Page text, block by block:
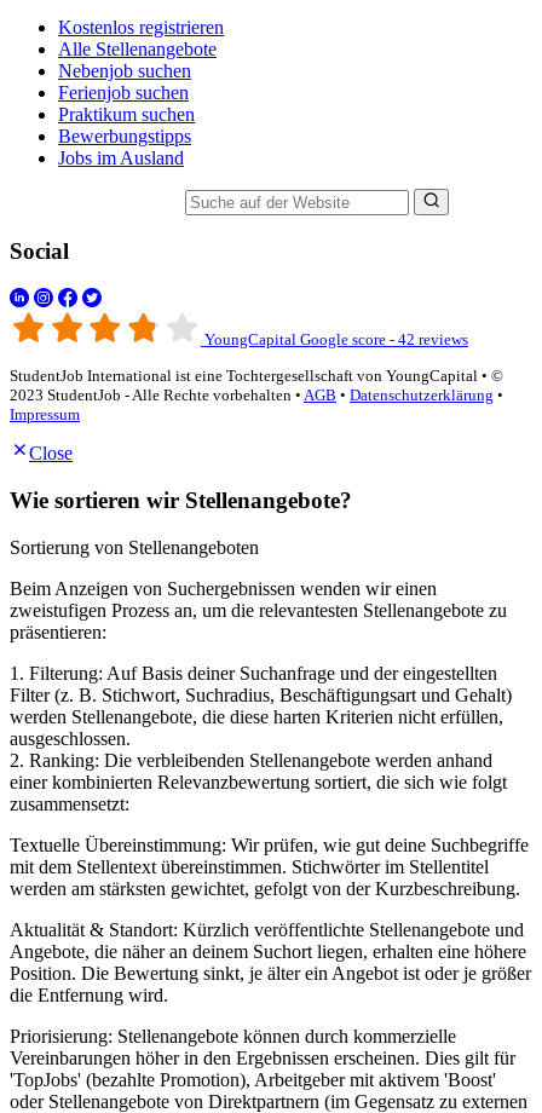
Kostenlos registrieren
Alle Stellenangebote
Nebenjob suchen
Ferienjob suchen
Praktikum suchen
Bewerbungstipps
Jobs im Ausland
Social
YoungCapital Google score - 42 reviews
StudentJob International ist eine Tochtergesellschaft von YoungCapital • ©
2023 StudentJob - Alle Rechte vorbehalten • AGB • Datenschutzerklärung •
Impressum
Close
Wie sortieren wir Stellenangebote?
Sortierung von Stellenangeboten
Beim Anzeigen von Suchergebnissen wenden wir einen
zweistufigen Prozess an, um die relevantesten Stellenangebote zu
präsentieren:
1. Filterung: Auf Basis deiner Suchanfrage und der eingestellten
Filter (z. B. Stichwort, Suchradius, Beschäftigungsart und Gehalt)
werden Stellenangebote, die diese harten Kriterien nicht erfüllen,
ausgeschlossen.
2. Ranking: Die verbleibenden Stellenangebote werden anhand
einer kombinierten Relevanzbewertung sortiert, die sich wie folgt
zusammensetzt:
Textuelle Übereinstimmung: Wir prüfen, wie gut deine Suchbegriffe
mit dem Stellentext übereinstimmen. Stichwörter im Stellentitel
werden am stärksten gewichtet, gefolgt von der Kurzbeschreibung.
Aktualität & Standort: Kürzlich veröffentlichte Stellenangebote und
Angebote, die näher an deinem Suchort liegen, erhalten eine höhere
Position. Die Bewertung sinkt, je älter ein Angebot ist oder je größer
die Entfernung wird.
Priorisierung: Stellenangebote können durch kommerzielle
Vereinbarungen höher in den Ergebnissen erscheinen. Dies gilt für
'TopJobs' (bezahlte Promotion), Arbeitgeber mit aktivem 'Boost'
oder Stellenangebote von Direktpartnern (im Gegensatz zu externen